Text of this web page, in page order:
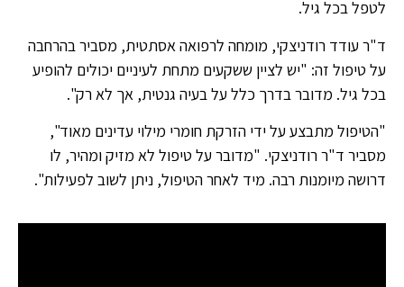
לטפל בכל גיל.
ד"ר עודד רודניצקי, מומחה לרפואה אסתטית, מסביר בהרחבה
על טיפול זה: "יש לציין ששקעים מתחת לעיניים יכולים להופיע
בכל גיל. מדובר בדרך כלל על בעיה גנטית, אך לא רק".
"הטיפול מתבצע על ידי הזרקת חומרי מילוי עדינים מאוד",
מסביר ד"ר רודניצקי. "מדובר על טיפול לא מזיק ומהיר, לו
דרושה מיומנות רבה. מיד לאחר הטיפול, ניתן לשוב לפעילות".